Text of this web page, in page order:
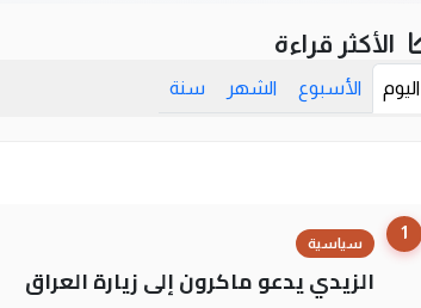
الأكثر قراءة
اليوم الأسبوع الشهر سنة
1
سياسية
الزيدي يدعو ماكرون إلى زيارة العراق